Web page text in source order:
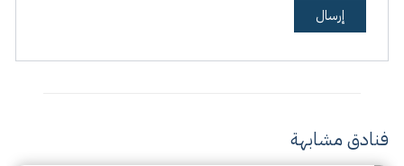
فنادق مشابهة